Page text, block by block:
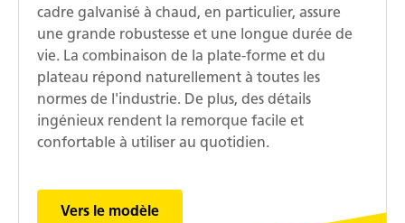
cadre galvanisé à chaud, en particulier, assure
une grande robustesse et une longue durée de
vie. La combinaison de la plate-forme et du
plateau répond naturellement à toutes les
normes de l'industrie. De plus, des détails
ingénieux rendent la remorque facile et
confortable à utiliser au quotidien.
Vers le modèle